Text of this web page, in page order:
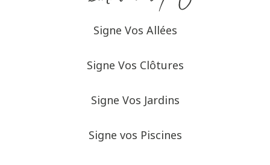
Signe Vos Allées
Signe Vos Clôtures
Signe Vos Jardins
Signe vos Piscines